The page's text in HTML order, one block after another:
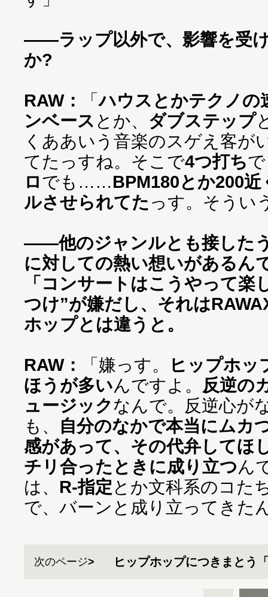
——ラップ以外で、影響を受
か?
RAW： 「ハウスとかテクノの
ンベース とか、 ダブステップ
くああいう音楽のスゲえ客が
てたっすね。そこで4つ打ち
ロでも……BPM180とか200
ルさせられてた っす。そうい
——他のジャンルとも接した
に対しての熱い想いがあるん
「コンサートはこうやって楽
つけ”が嫌だし、それは
ホップとは違うと。
RAW： 「嫌っす。
ヒップホッ
ほうが多いんですよ。 反逆の
ュージックなんで。反逆心が
も、
自分のなかで本当にムカ
感があって、その代弁してほ
チリ合ったときに成り立つん
は、 R-指定 とか文科系のコた
で、バーンと成り立ってきた
次のページ ヒップホップにつきまとう